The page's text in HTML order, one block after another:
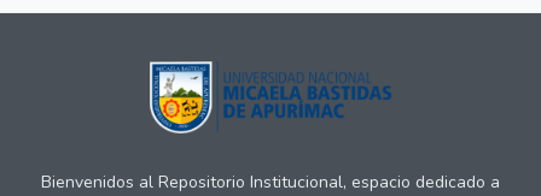
Bienvenidos al Repositorio Institucional, espacio dedicado a